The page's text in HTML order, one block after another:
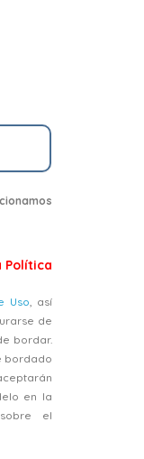
Política
Uso , así
de
bordar.
bordado
en la
el